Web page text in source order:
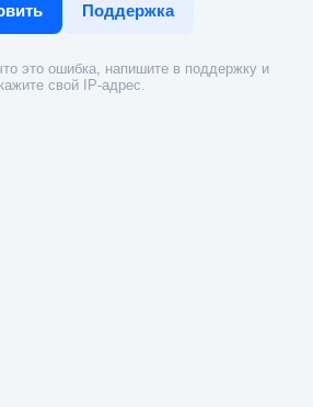
Поддержка
это ошибка, напишите в поддержку и
свой IP-адрес.